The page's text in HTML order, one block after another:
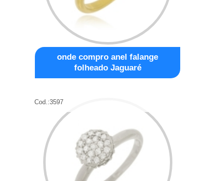
onde compro anel falange
folheado Jaguaré
Cod.:3597